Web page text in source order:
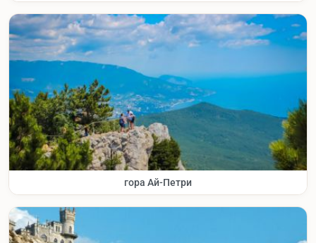
гора Ай-Петри